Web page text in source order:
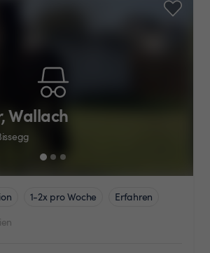
Wallach
1-2x pro Woche
Erfahren